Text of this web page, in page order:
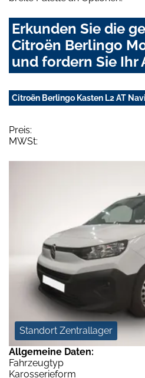
Erkunden Sie die
Citroën Berlingo
und fordern Sie Ihr
Citroën Berlingo Kasten L2 AT
Preis:
MWSt:
Standort Zentrallager
Allgemeine Daten:
Fahrzeugtyp
Karosserieform